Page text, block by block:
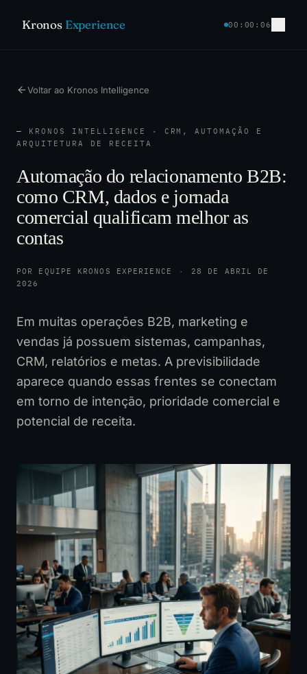
Kronos Experience 00:00:07
Voltar ao Kronos Intelligence
— KRONOS INTELLIGENCE · CRM, AUTOMAÇÃO E
ARQUITETURA DE RECEITA
Automação do relacionamento B2B:
como CRM, dados e jornada
comercial qualificam melhor as
contas
POR EQUIPE KRONOS EXPERIENCE ·
28 DE ABRIL DE
2026
Em muitas operações B2B, marketing e
vendas já possuem sistemas, campanhas,
CRM, relatórios e metas. A previsibilidade
aparece quando essas frentes se conectam
em torno de intenção, prioridade comercial e
potencial de receita.